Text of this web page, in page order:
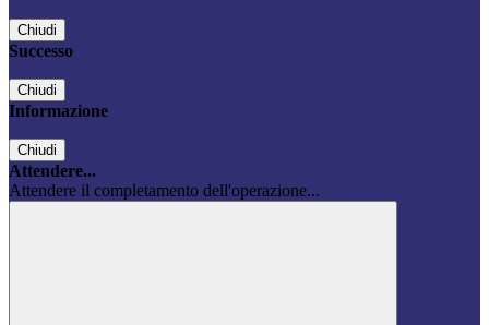
Chiudi
Successo
Chiudi
Informazione
Chiudi
Attendere...
Attendere il completamento dell'operazione...